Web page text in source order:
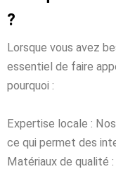
?
Lorsque vous avez
essentiel de faire
pourquoi :
Expertise locale :
ce qui permet des
Matériaux de qualité